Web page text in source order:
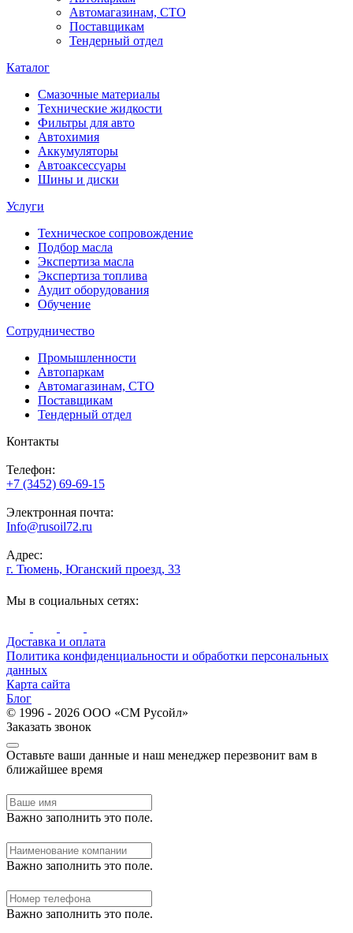
Автомагазинам, СТО
Поставщикам
Тендерный отдел
Каталог
Смазочные материалы
Технические жидкости
Фильтры для авто
Автохимия
Аккумуляторы
Автоаксессуары
Шины и диски
Услуги
Техническое сопровождение
Подбор масла
Экспертиза масла
Экспертиза топлива
Аудит оборудования
Обучение
Сотрудничество
Промышленности
Автопаркам
Автомагазинам, СТО
Поставщикам
Тендерный отдел
Контакты
Телефон:
+7 (3452) 69-69-15
Электронная почта:
Info@rusoil72.ru
Адрес:
г. Тюмень, Юганский проезд, 33
Мы в социальных сетях:
Доставка и оплата
Политика конфиденциальности и обработки персональных
данных
Карта сайта
Блог
© 1996 - 2026 ООО «СМ Русойл»
Заказать звонок
Оставьте ваши данные и наш менеджер перезвонит вам в
ближайшее время
Важно заполнить это поле.
Важно заполнить это поле.
Важно заполнить это поле.